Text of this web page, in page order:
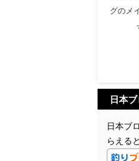
グのメ
日本
日本ブ
らえる